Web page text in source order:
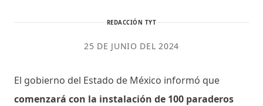
REDACCIÓN TYT
25 DE JUNIO DEL 2024
El gobierno del Estado de México informó que
comenzará con la instalación de 100 paraderos